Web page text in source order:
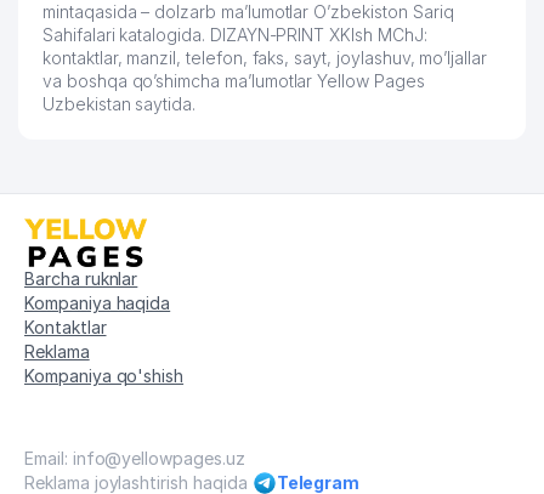
mintaqasida – dolzarb ma’lumotlar O’zbekiston Sariq
Sahifalari katalogida. DIZAYN-PRINT XKIsh MChJ:
kontaktlar, manzil, telefon, faks, sayt, joylashuv, mo’ljallar
va boshqa qo’shimcha ma’lumotlar Yellow Pages
Uzbekistan saytida.
Barcha ruknlar
Kompaniya haqida
Kontaktlar
Reklama
Kompaniya qo'shish
Email: info@yellowpages.uz
Reklama joylashtirish haqida
Telegram